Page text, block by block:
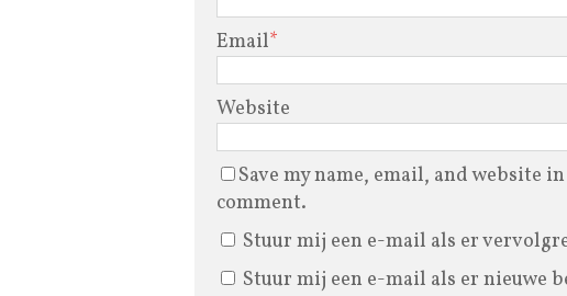
Email*
Website
Save my name, email, and website
comment.
Stuur mij een e-mail als er
Stuur mij een e-mail als er nieuwe